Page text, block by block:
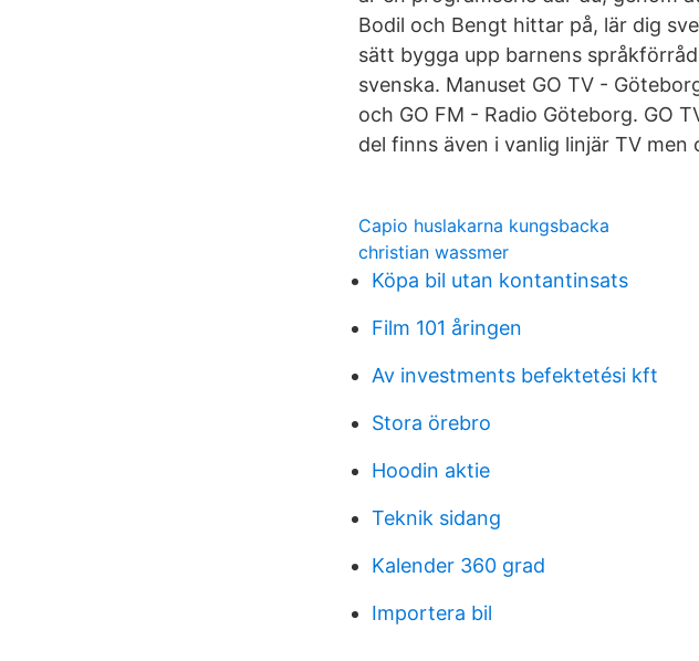
Bodil och Bengt hittar på, lär dig
sätt bygga upp barnens
svenska. Manuset GO TV -
och GO FM - Radio Göteborg. GO
del finns även i vanlig linjär TV
Capio huslakarna kungsbacka
christian wassmer
Köpa bil utan kontantinsats
Film 101 åringen
Av investments befektetési kft
Stora örebro
Hoodin aktie
Teknik sidang
Kalender 360 grad
Importera bil